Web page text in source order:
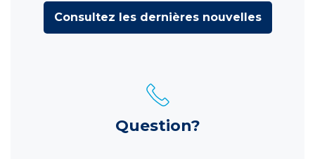
Consultez les dernières nouvelles
Question?